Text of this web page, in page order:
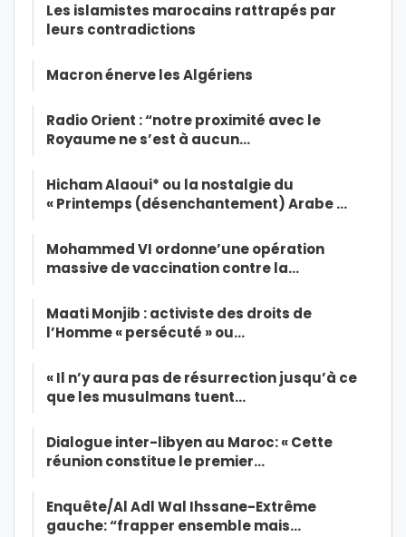
Les islamistes marocains rattrapés par
leurs contradictions
Macron énerve les Algériens
Radio Orient : “notre proximité avec le
Royaume ne s’est à aucun…
Hicham Alaoui* ou la nostalgie du
« Printemps (désenchantement) Arabe …
Mohammed VI ordonne’une opération
massive de vaccination contre la…
Maati Monjib : activiste des droits de
l’Homme « persécuté » ou…
« Il n’y aura pas de résurrection jusqu’à ce
que les musulmans tuent…
Dialogue inter-libyen au Maroc: « Cette
réunion constitue le premier…
Enquête/Al Adl Wal Ihssane-Extrême
gauche: “frapper ensemble mais…